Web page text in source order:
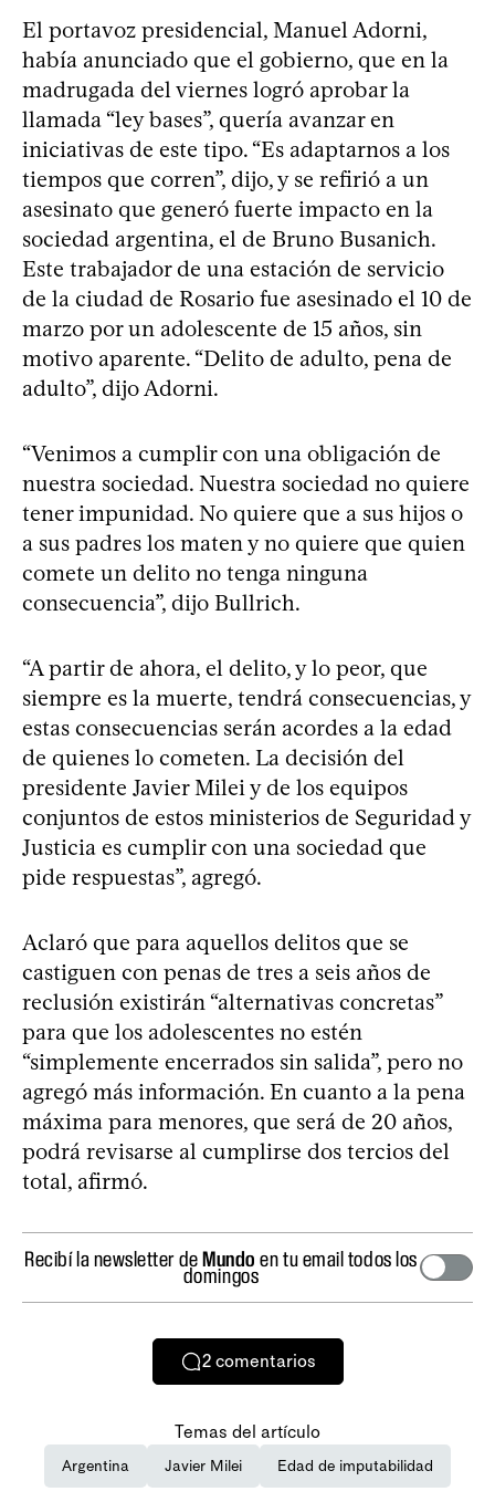
El portavoz presidencial, Manuel Adorni,
había anunciado que el gobierno, que en la
madrugada del viernes logró aprobar la
llamada “ley bases”, quería avanzar en
iniciativas de este tipo. “Es adaptarnos a los
tiempos que corren”, dijo, y se refirió a un
asesinato que generó fuerte impacto en la
sociedad argentina, el de Bruno Busanich.
Este trabajador de una estación de servicio
de la ciudad de Rosario fue asesinado el 10 de
marzo por un adolescente de 15 años, sin
motivo aparente. “Delito de adulto, pena de
adulto”, dijo Adorni.
“Venimos a cumplir con una obligación de
nuestra sociedad. Nuestra sociedad no quiere
tener impunidad. No quiere que a sus hijos o
a sus padres los maten y no quiere que quien
comete un delito no tenga ninguna
consecuencia”, dijo Bullrich.
“A partir de ahora, el delito, y lo peor, que
siempre es la muerte, tendrá consecuencias, y
estas consecuencias serán acordes a la edad
de quienes lo cometen. La decisión del
presidente Javier Milei y de los equipos
conjuntos de estos ministerios de Seguridad y
Justicia es cumplir con una sociedad que
pide respuestas”, agregó.
Aclaró que para aquellos delitos que se
castiguen con penas de tres a seis años de
reclusión existirán “alternativas concretas”
para que los adolescentes no estén
“simplemente encerrados sin salida”, pero no
agregó más información. En cuanto a la pena
máxima para menores, que será de 20 años,
podrá revisarse al cumplirse dos tercios del
total, afirmó.
Recibí la newsletter deMundo en tu email todos los
domingos
2 comentarios
Temas del artículo
Argentina Javier Milei Edad de imputabilidad